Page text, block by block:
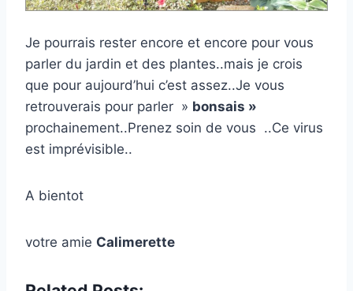
Je pourrais rester encore et encore pour vous
parler du jardin et des plantes..mais je crois
que pour aujourd’hui c’est assez..Je vous
retrouverais pour parler » bonsais »
prochainement..Prenez soin de vous ..Ce virus
est imprévisible..
A bientot
votre amie Calimerette